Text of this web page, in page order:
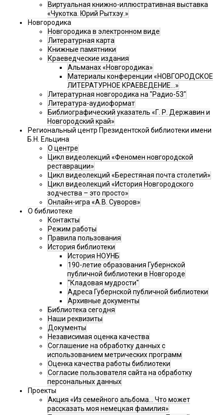
Виртуальная книжно-иллюстративная выставка
«Чукотка. Юрий Рытхэу.»
Новгородика
Новгородика в электронном виде
Литературная карта
Книжные памятники
Краеведческие издания
Альманах «Новгородика»
Материалы конференции «НОВГОРОДСКОЕ
ЛИТЕРАТУРНОЕ КРАЕВЕДЕНИЕ...»
Литературная новгородика на "Радио-53"
Литература-аудиоформат
Библиографический указатель «Г. Р. Державин и
Новгородский край»
Региональный центр Президентской библиотеки имени
Б.Н. Ельцина
О центре
Цикл видеолекций «Феномен новгородской
реставрации»
Цикл видеолекций «Берестяная почта столетий»
Цикл видеолекций «История Новгородского
зодчества – это просто»
Онлайн-игра «А.В. Суворов»
О библиотеке
Контакты
Режим работы
Правила пользования
История библиотеки
История НОУНБ
190-летие образования Губернской
публичной библиотеки в Новгороде
"Кладовая мудрости"
Адреса Губернской публичной библиотеки
Архивные документы
Библиотека сегодня
Наши реквизиты
Документы
Независимая оценка качества
Соглашение на обработку данных с
использованием метрических программ
Оценка качества работы библиотеки
Согласие пользователя сайта на обработку
персональных данных
Проекты
Акция «Из семейного альбома... Что может
рассказать моя немецкая фамилия»